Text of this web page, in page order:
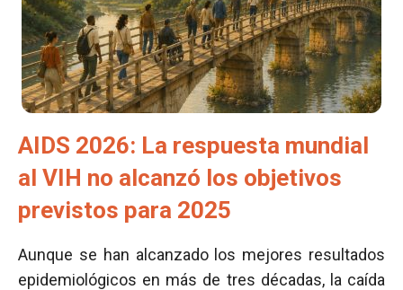
AIDS 2026: La respuesta mundial
al VIH no alcanzó los objetivos
previstos para 2025
Aunque se han alcanzado los mejores resultados
epidemiológicos en más de tres décadas, la caída